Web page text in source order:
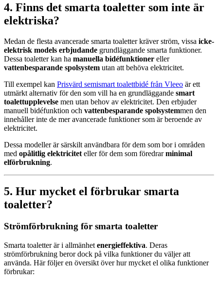
4. Finns det smarta toaletter som inte är
elektriska?
Medan de flesta avancerade smarta toaletter kräver ström, vissa icke-
elektrisk models erbjudande grundläggande smarta funktioner.
Dessa toaletter kan ha manuella bidéfunktioner eller
vattenbesparande spolsystem utan att behöva elektricitet.
Till exempel kan Prisvärd semismart toalettbidé från Vleeo är ett
utmärkt alternativ för den som vill ha en grundläggande smart
toalettupplevelse men utan behov av elektricitet. Den erbjuder
manuell bidéfunktion och vattenbesparande spolsystemmen den
innehåller inte de mer avancerade funktioner som är beroende av
elektricitet.
Dessa modeller är särskilt användbara för dem som bor i områden
med opålitlig elektricitet eller för dem som föredrarminimal
elförbrukning.
5. Hur mycket el förbrukar smarta
toaletter?
Strömförbrukning för smarta toaletter
Smarta toaletter är i allmänhet energieffektiva. Deras
strömförbrukning beror dock på vilka funktioner du väljer att
använda. Här följer en översikt över hur mycket el olika funktioner
förbrukar: